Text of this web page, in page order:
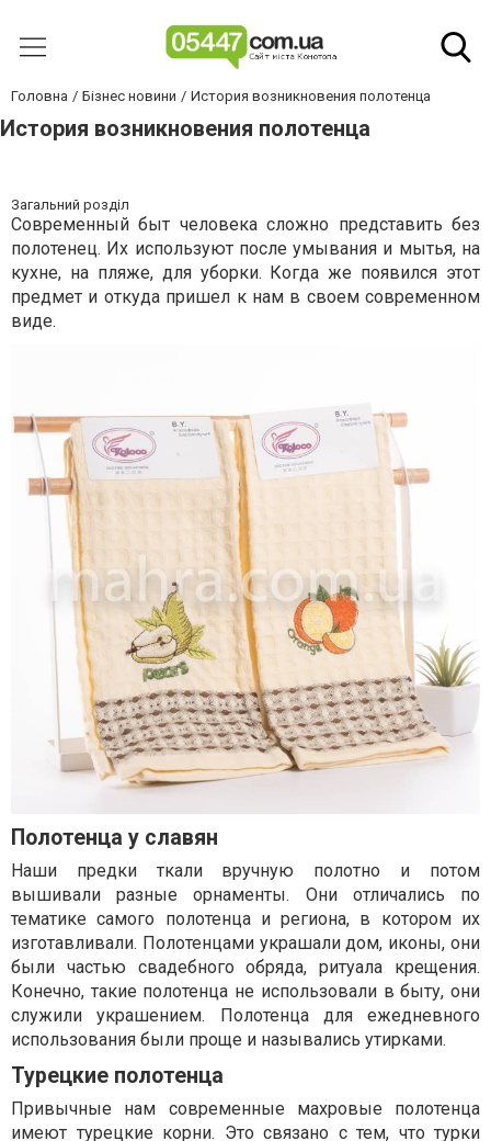
Головна Бізнес новини История возникновения полотенца
История возникновения полотенца
Загальний розділ
Современный быт человека сложно представить без
полотенец. Их используют после умывания и мытья, на
кухне, на пляже, для уборки. Когда же появился этот
предмет и откуда пришел к нам в своем современном
виде.
Полотенца у славян
Наши предки ткали вручную полотно и потом
вышивали разные орнаменты. Они отличались по
тематике самого полотенца и региона, в котором их
изготавливали. Полотенцами украшали дом, иконы, они
были частью свадебного обряда, ритуала крещения.
Конечно, такие полотенца не использовали в быту, они
служили украшением. Полотенца для ежедневного
использования были проще и назывались утирками.
Турецкие полотенца
Привычные нам современные махровые полотенца
имеют турецкие корни. Это связано с тем, что турки